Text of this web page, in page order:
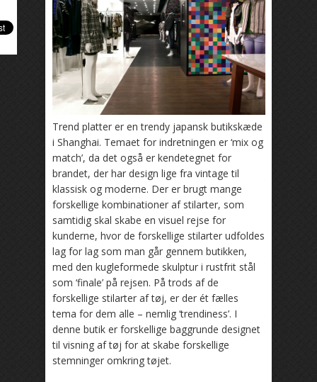
Trend platter er en trendy japansk butikskæde
i Shanghai. Temaet for indretningen er ‘mix og
match’, da det også er kendetegnet for
brandet, der har design lige fra vintage til
klassisk og moderne. Der er brugt mange
forskellige kombinationer af stilarter, som
samtidig skal skabe en visuel rejse for
kunderne, hvor de forskellige stilarter udfoldes
lag for lag som man går gennem butikken,
med den kugleformede skulptur i rustfrit stål
som ‘finale’ på rejsen. På trods af de
forskellige stilarter af tøj, er der ét fælles
tema for dem alle – nemlig ‘trendiness’. I
denne butik er forskellige baggrunde designet
til visning af tøj for at skabe forskellige
stemninger omkring tøjet.